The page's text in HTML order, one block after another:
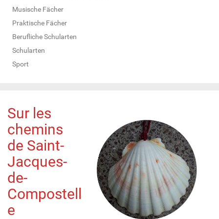
Musische Fächer
Praktische Fächer
Berufliche Schularten
Schularten
Sport
Sur les
chemins
de Saint-
Jacques-
de-
Compostell
e